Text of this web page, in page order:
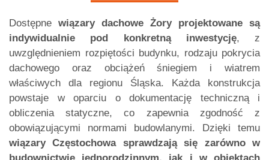
Dostępne wiązary dachowe Żory projektowane są
indywidualnie pod konkretną inwestycję, z
uwzględnieniem rozpiętości budynku, rodzaju pokrycia
dachowego oraz obciążeń śniegiem i wiatrem
właściwych dla regionu Śląska. Każda konstrukcja
powstaje w oparciu o dokumentację techniczną i
obliczenia statyczne, co zapewnia zgodność z
obowiązującymi normami budowlanymi. Dzięki temu
wiązary Częstochowa sprawdzają się zarówno w